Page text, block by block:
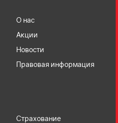
О нас
Акции
Новости
Правовая информация
Страхование